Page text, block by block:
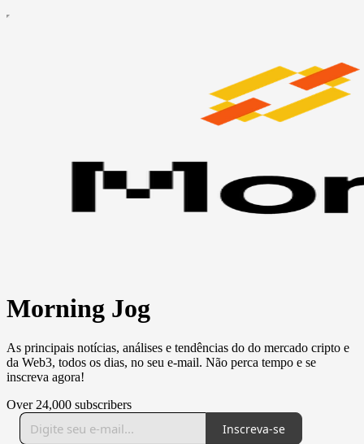
Morning Jog
As principais notícias, análises e tendências do do mercado cripto e
da Web3, todos os dias, no seu e-mail. Não perca tempo e se
inscreva agora!
Over 24,000 subscribers
Inscreva-se